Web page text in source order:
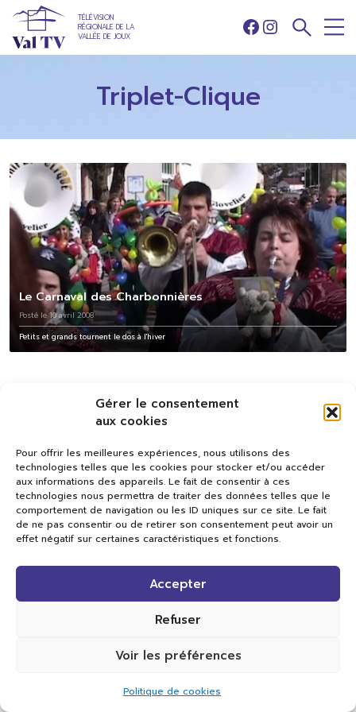
Gérer le consentement
aux cookies
Pour offrir les meilleures expériences, nous utilisons des
technologies telles que les cookies pour stocker et/ou accéder
aux informations des appareils. Le fait de consentir à ces
technologies nous permettra de traiter des données telles que le
comportement de navigation ou les ID uniques sur ce site. Le fait
de ne pas consentir ou de retirer son consentement peut avoir un
effet négatif sur certaines caractéristiques et fonctions.
Accepter
Refuser
Voir les préférences
Politique de cookies
TÉLÉVISION
RÉGIONALE DE LA
VALLÉE DE JOUX
Facebook
Instagram
Triplet-Clique
Le Carnaval des Charbonnières
Posté le 10 avril 2008
Petits et grands tournent le dos à l'hiver
Val TV
Centre de Compétences Médias
Rue du Pont-Neuf 24
Tous droits réservés.
Réalisation Cavin-Baudat Digital Lab